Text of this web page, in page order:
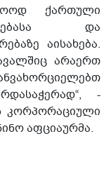
ქართული
და
აისახება.
არაერთ
-
კორპორაციული
აფციაურმა.